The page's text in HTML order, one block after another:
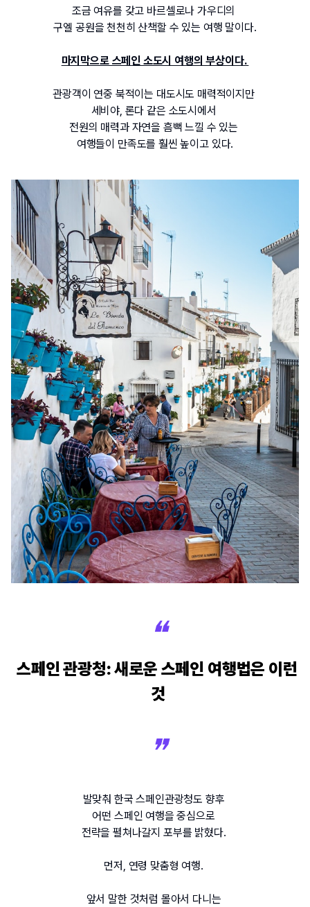
조금 여유를 갖고 바르셀로나 가우디의
구엘 공원을 천천히 산책할 수 있는 여행 말이다.
마지막으로 스페인 소도시 여행의 부상이다.
관광객이 연중 북적이는 대도시도 매력적이지만
세비야, 론다 같은 소도시에서
전원의 매력과 자연을 흠뻑 느낄 수 있는
여행들이 만족도를 훨씬 높이고 있다.
스페인 관광청: 새로운 스페인 여행법은 이런
것
발맞춰 한국 스페인관광청도 향후
어떤 스페인 여행을 중심으로
전략을 펼쳐나갈지 포부를 밝혔다.
먼저, 연령 맞춤형 여행.
앞서 말한 것처럼 몰아서 다니는